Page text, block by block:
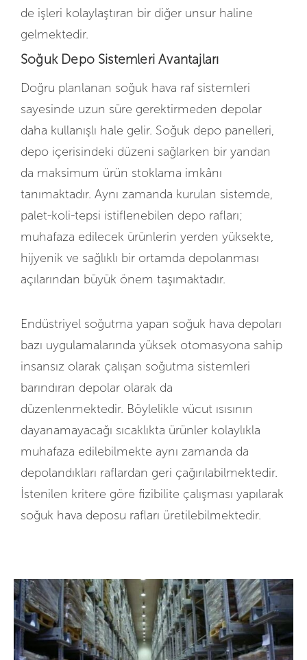
de işleri kolaylaştıran bir diğer unsur haline
gelmektedir.
Soğuk Depo Sistemleri Avantajları
Doğru planlanan soğuk hava raf sistemleri
sayesinde uzun süre gerektirmeden depolar
daha kullanışlı hale gelir. Soğuk depo panelleri,
depo içerisindeki düzeni sağlarken bir yandan
da maksimum ürün stoklama imkânı
tanımaktadır. Aynı zamanda kurulan sistemde,
palet-koli-tepsi istiflenebilen depo rafları;
muhafaza edilecek ürünlerin yerden yüksekte,
hijyenik ve sağlıklı bir ortamda depolanması
açılarından büyük önem taşımaktadır.
Endüstriyel soğutma yapan soğuk hava depoları
bazı uygulamalarında yüksek otomasyona sahip
insansız olarak çalışan soğutma sistemleri
barındıran depolar olarak da
düzenlenmektedir. Böylelikle vücut ısısının
dayanamayacağı sıcaklıkta ürünler kolaylıkla
muhafaza edilebilmekte aynı zamanda da
depolandıkları raflardan geri çağırılabilmektedir.
İstenilen kritere göre fizibilite çalışması yapılarak
soğuk hava deposu rafları üretilebilmektedir.